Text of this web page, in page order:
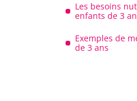
Les besoins
enfants de 3
Exemples de
de 3 ans